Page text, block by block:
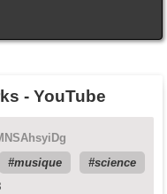
- YouTube
musique
science